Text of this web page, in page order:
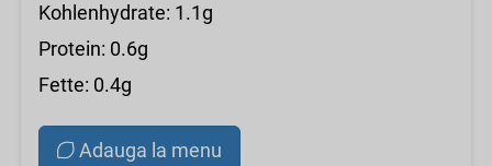
Kohlenhydrate: 1.1g
Protein: 0.6g
Fette: 0.4g
Adauga la menu